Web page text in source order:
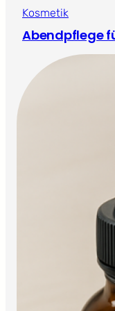
Kosmetik
Abendpflege